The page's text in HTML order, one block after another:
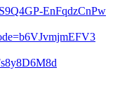
EnFqdzCnPw